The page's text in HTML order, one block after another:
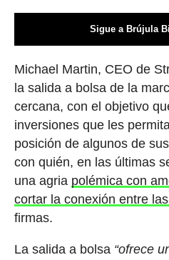
Sigue a Brújula
Michael Martin, CEO de
la salida a bolsa de la
cercana, con el objetivo
inversiones que les
posición de algunos de
con quién, en las últimas
una agria polémica con
cortar la conexión entre
firmas.
La salida a bolsa “ofrece